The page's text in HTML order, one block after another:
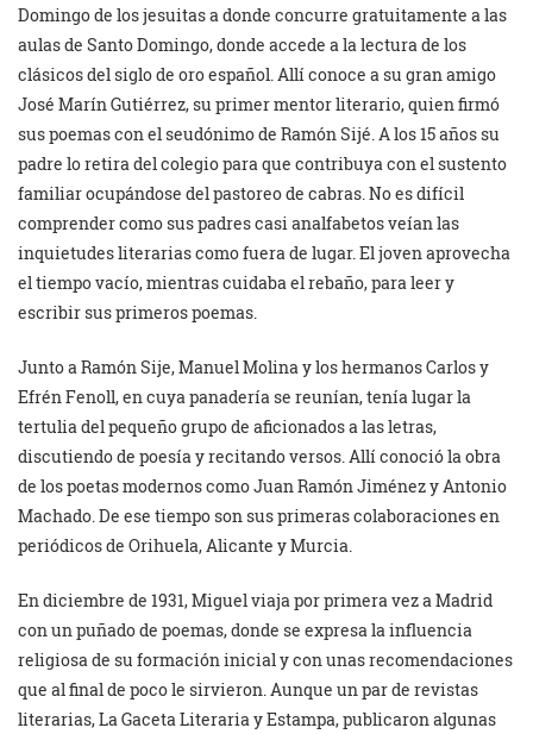
Domingo de los jesuitas a donde concurre gratuitamente a las
aulas de Santo Domingo, donde accede a la lectura de los
clásicos del siglo de oro español. Allí conoce a su gran amigo
José Marín Gutiérrez, su primer mentor literario, quien firmó
sus poemas con el seudónimo de Ramón Sijé. A los 15 años su
padre lo retira del colegio para que contribuya con el sustento
familiar ocupándose del pastoreo de cabras. No es difícil
comprender como sus padres casi analfabetos veían las
inquietudes literarias como fuera de lugar. El joven aprovecha
el tiempo vacío, mientras cuidaba el rebaño, para leer y
escribir sus primeros poemas.
Junto a Ramón Sije, Manuel Molina y los hermanos Carlos y
Efrén Fenoll, en cuya panadería se reunían, tenía lugar la
tertulia del pequeño grupo de aficionados a las letras,
discutiendo de poesía y recitando versos. Allí conoció la obra
de los poetas modernos como Juan Ramón Jiménez y Antonio
Machado. De ese tiempo son sus primeras colaboraciones en
periódicos de Orihuela, Alicante y Murcia.
En diciembre de 1931, Miguel viaja por primera vez a Madrid
con un puñado de poemas, donde se expresa la influencia
religiosa de su formación inicial y con unas recomendaciones
que al final de poco le sirvieron. Aunque un par de revistas
literarias, La Gaceta Literaria y Estampa, publicaron algunas